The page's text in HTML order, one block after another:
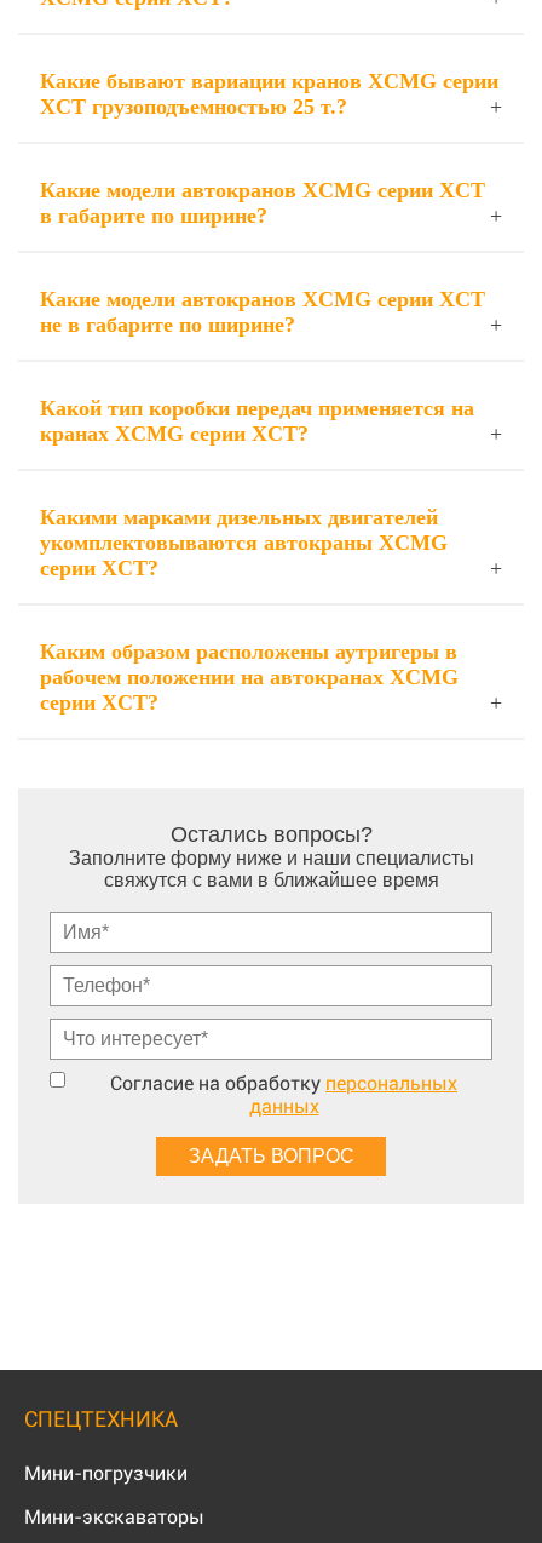
Какие бывают вариации кранов XCMG серии
XCT грузоподъемностью 25 т.?
Какие модели автокранов XCMG серии XCT
в габарите по ширине?
Какие модели автокранов XCMG серии XCT
не в габарите по ширине?
Какой тип коробки передач применяется на
кранах XCMG серии XCT?
Какими марками дизельных двигателей
укомплектовываются автокраны XCMG
серии XCT?
Каким образом расположены аутригеры в
рабочем положении на автокранах XCMG
серии XCT?
Остались вопросы?
Заполните форму ниже и наши специалисты
свяжутся с вами в ближайшее время
Согласие на обработку персональных
данных
СПЕЦТЕХНИКА
Мини-погрузчики
Мини-экскаваторы